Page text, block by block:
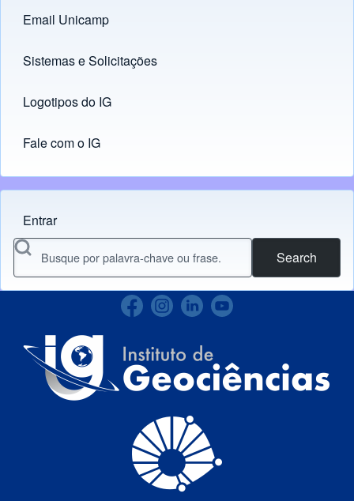
Links
Email Unicamp
(opens in new tab)
Sistemas e Solicitações
(opens in new tab)
Logotipos do IG
(opens in new tab)
Fale com o IG
Menu do usuário
Entrar
Search